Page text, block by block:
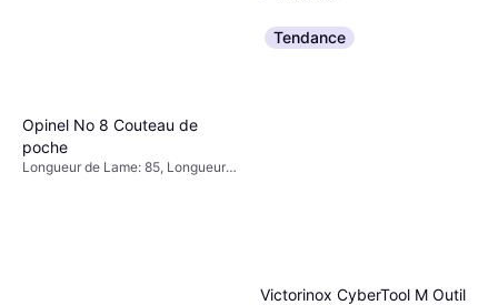
Opinel No 8 Couteau de
poche
Longueur de Lame: 85, Longueur:
Tendance
Victorinox CyberTool M Outil